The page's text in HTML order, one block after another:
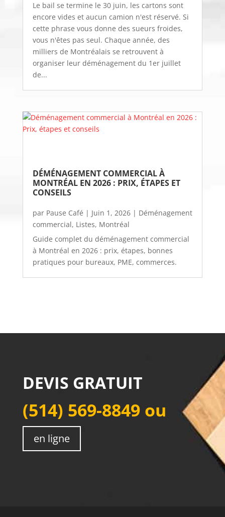
Le bail se termine le 30 juin, les cartons sont
encore vides et aucun camion n'est réservé. Si
cette phrase vous donne des sueurs froides,
vous n'êtes pas seul. Chaque année, des
milliers de Montréalais se retrouvent à
organiser leur déménagement du 1er juillet
de...
DÉMÉNAGEMENT COMMERCIAL À
MONTRÉAL EN 2026 : PRIX, ÉTAPES ET
CONSEILS
par Pause Café | Juin 1, 2026| Déménagement
commercial, Listes, Montréal
Guide complet du déménagement commercial
à Montréal en 2026 : prix, étapes, bonnes
pratiques pour bureaux, PME, commerces.
DEVIS GRATUIT
(514) 569-8849ou
en ligne